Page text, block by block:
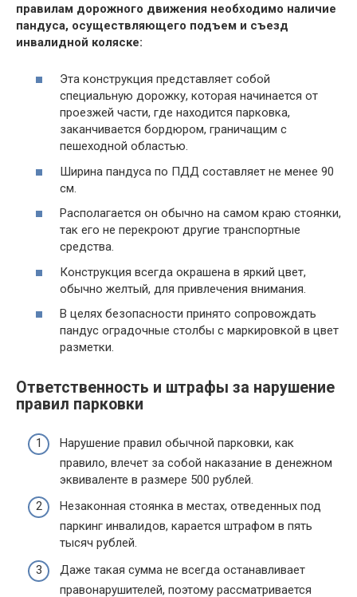
правилам дорожного движения необходимо наличие
пандуса, осуществляющего подъем и съезд
инвалидной коляске:
Эта конструкция представляет собой
специальную дорожку, которая начинается от
проезжей части, где находится парковка,
заканчивается бордюром, граничащим с
пешеходной областью.
Ширина пандуса по ПДД составляет не менее 90
см.
Располагается он обычно на самом краю стоянки,
так его не перекроют другие транспортные
средства.
Конструкция всегда окрашена в яркий цвет,
обычно желтый, для привлечения внимания.
В целях безопасности принято сопровождать
пандус оградочные столбы с маркировкой в цвет
разметки.
Ответственность и штрафы за нарушение
правил парковки
Нарушение правил обычной парковки, как
правило, влечет за собой наказание в денежном
эквиваленте в размере 500 рублей.
Незаконная стоянка в местах, отведенных под
паркинг инвалидов, карается штрафом в пять
тысяч рублей.
Даже такая сумма не всегда останавливает
правонарушителей, поэтому рассматривается